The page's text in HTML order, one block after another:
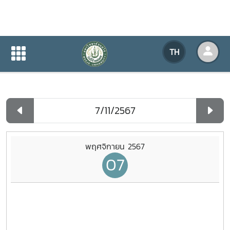
TH
ปฏิทินกิจกรรมของหน่วยงาน
ปฏิทินกิจกรรมของหน่วยงาน
พฤศจิกายน 2567
07